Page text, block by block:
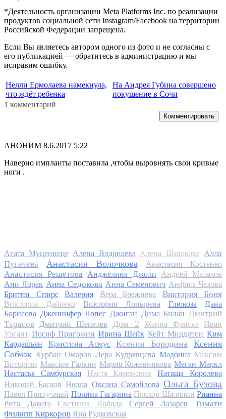
*Деятельность организации Meta Platforms Inc. по реализации
продуктов социальной сети Instagram/Facebook на территории
Российской Федерации запрещена.
Если Вы являетесь автором одного из фото и не согласны с
его публикацией — обратитесь в администрацию и мы
исправим ошибку.
Нелли Ермолаева намекнула,
что ждёт ребенка
На Андрея Губина совершено
покушение в Сочи
1 комментарий
Комментировать
АНОНИМ 8.6.2017 5:22
Наверно импланты поставила ,чтобы выровнять свои кривые
ноги .
Агата Муцениеце Алена Водонаева Алена Шишкова Алла
Пугачева
Анастасия Волочкова Анастасия Костенко
Анастасия Решетова Анджелина Джоли
Андрей Малахов
Ани Лорак Анна Седокова Анна Семенович Анфиса Чехова
Бритни Спирс
Валерия Вера Брежнева Виктория Боня
Виктория Дайнеко Виктория Лопырева Глюкоза
Дана
Борисова Дженнифер Лопес Джиган Дима Билан Дмитрий
Тарасов
Дмитрий Шепелев Дом 2 Жанна Фриске
Иван
Ургант Иосиф Пригожин Ирина Шейк Кейт Миддлтон Ким
Кардашьян
Кристина Асмус Ксения Бородина
Ксения
Собчак Курбан Омаров Лера Кудрявцева Мадонна Максим
Виторган Максим Галкин Мария Кожевникова Меган Маркл
Настасья Самбурская
Настя Каменских
Наташа Королева
Николай Басков Нюша Оксана Самойлова Ольга Бузова
Павел Прилучный Полина Гагарина Прохор Шаляпин Рианна
Рита Дакота
Светлана Лобода Сергей Лазарев
Тимати
Филипп Киркоров Яна Рудковская